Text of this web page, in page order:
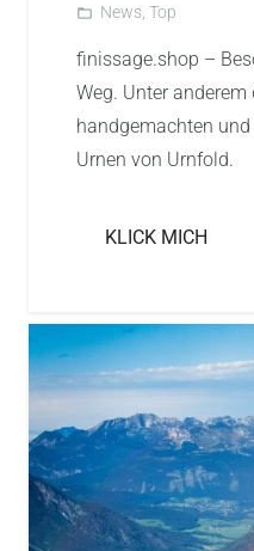
folder_open News, Top
finissage.shop –
Weg. Unter
handgemachten
Urnen von Urnfold.
KLICK MICH